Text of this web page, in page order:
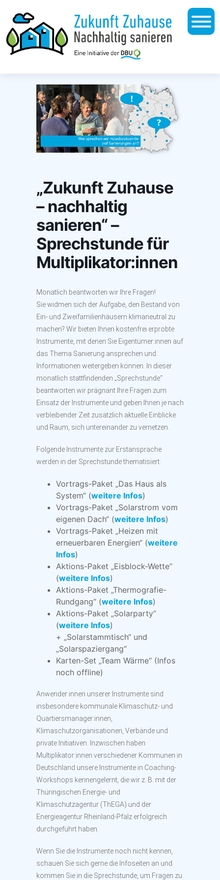
„Zukunft Zuhause
– nachhaltig
sanieren“ –
Sprechstunde für
Multiplikator:innen
Monatlich beantworten wir Ihre Fragen!
Sie widmen sich der Aufgabe, den Bestand von
Ein- und Zweifamilienhäusern klimaneutral zu
machen? Wir bieten Ihnen kostenfrei erprobte
Instrumente, mit denen Sie Eigentümer:innen auf
das Thema Sanierung ansprechen und
Informationen weitergeben können. In dieser
monatlich stattfindenden „Sprechstunde“
beantworten wir prägnant Ihre Fragen zum
Einsatz der Instrumente und geben Ihnen je nach
verbleibender Zeit zusätzlich aktuelle Einblicke
und Raum, sich untereinander zu vernetzen.
Folgende Instrumente zur Erstansprache
werden in der Sprechstunde thematisiert:
Vortrags-Paket „Das Haus als
System“ (weitere Infos)
Vortrags-Paket „Solarstrom vom
eigenen Dach​“ (weitere Infos)
Vortrags-Paket „Heizen mit
erneuerbaren Energien“ (weitere
Infos)
Aktions-Paket „Eisblock-Wette“
(weitere Infos)
Aktions-Paket „Thermografie-
Rundgang“ (weitere Infos)
Aktions-Paket „Solarparty“
(weitere Infos)
+ „Solarstammtisch“ und
„Solarspaziergang“
Karten-Set „Team Wärme“ (Infos
noch offline)
Anwender:innen unserer Instrumente sind
insbesondere kommunale Klimaschutz- und
Quartiersmanager:innen,
Klimaschutzorganisationen, Verbände und
private Initiativen. Inzwischen haben
Multiplikator:innen verschiedener Kommunen in
Deutschland unsere Instrumente in Coaching-
Workshops kennengelernt, die wir z. B. mit der
Thüringischen Energie- und
Klimaschutzagentur (ThEGA) und der
Energieagentur Rheinland-Pfalz erfolgreich
durchgeführt haben.
Wenn Sie die Instrumente noch nicht kennen,
schauen Sie sich gerne die Infoseiten an und
kommen Sie in die Sprechstunde, um Fragen zu